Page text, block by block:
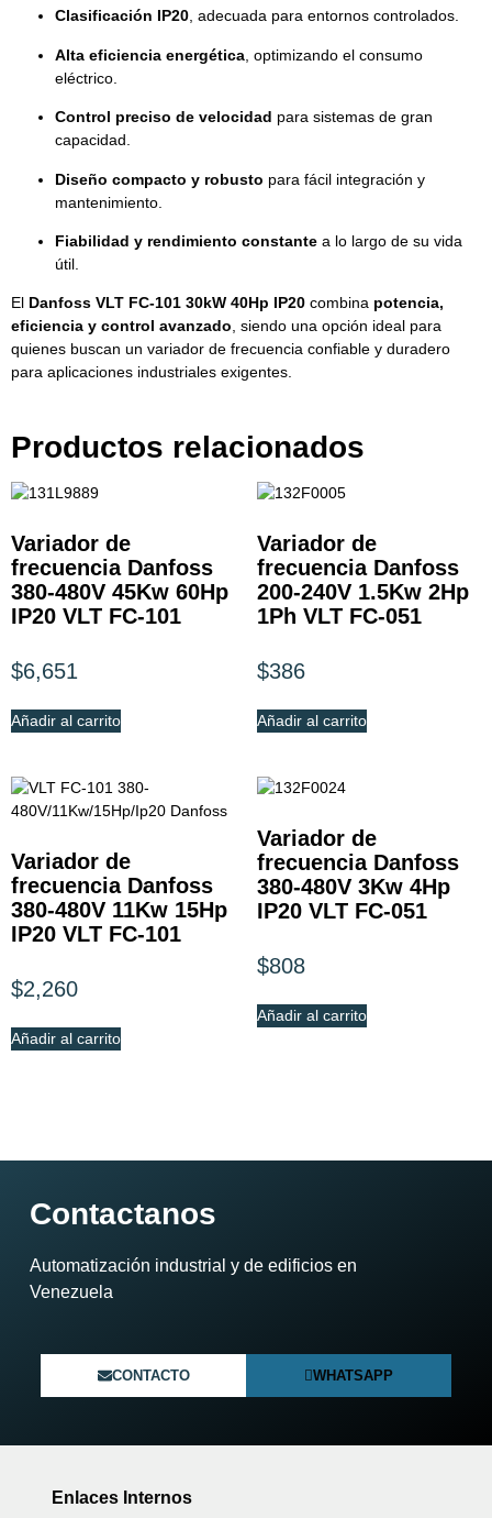
Clasificación IP20, adecuada para entornos controlados.
Alta eficiencia energética , optimizando el consumo
eléctrico.
Control preciso de velocidad para sistemas de gran
capacidad.
Diseño compacto y robusto para fácil integración y
mantenimiento.
Fiabilidad y rendimiento constante a lo largo de su vida
útil.
El Danfoss VLT FC-101 30kW 40Hp IP20 combina potencia,
eficiencia y control avanzado, siendo una opción ideal para
quienes buscan un variador de frecuencia confiable y duradero
para aplicaciones industriales exigentes.
Productos relacionados
Variador de
frecuencia Danfoss
380-480V 45Kw 60Hp
IP20 VLT FC-101
$6,651
Añadir al carrito
Variador de
frecuencia Danfoss
200-240V 1.5Kw 2Hp
1Ph VLT FC-051
$386
Añadir al carrito
Variador de
frecuencia Danfoss
380-480V 11Kw 15Hp
IP20 VLT FC-101
$2,260
Añadir al carrito
Variador de
frecuencia Danfoss
380-480V 3Kw 4Hp
IP20 VLT FC-051
$808
Añadir al carrito
Contactanos
Automatización industrial y de edificios en
Venezuela​
CONTACTO WHATSAPP
Enlaces Internos